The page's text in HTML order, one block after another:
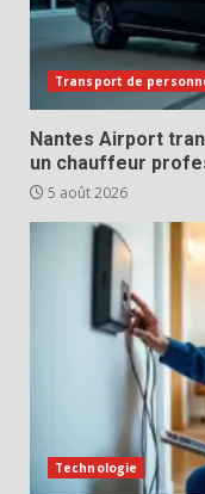
Transport de
Nantes Airport
un chauffeur
5 août 2026
Technologie